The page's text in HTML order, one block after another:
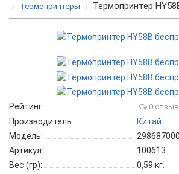
Термопринтеры Термопринтер
Рейтинг: 0
Производитель:
Китай
Модель:
Артикул:
100613
Вес (гр):
0,59 кг.